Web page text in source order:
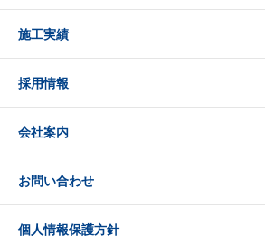
施工実績
採用情報
会社案内
お問い合わせ
個人情報保護方針